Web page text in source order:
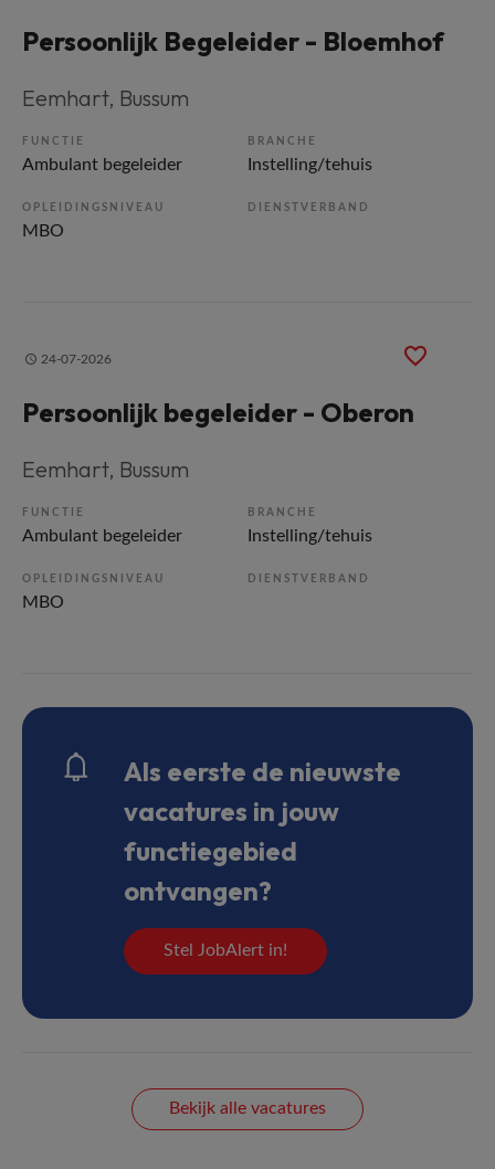
Persoonlijk Begeleider - Bloemhof
Eemhart, Bussum
FUNCTIE
Ambulant begeleider
BRANCHE
Instelling/tehuis
OPLEIDINGSNIVEAU
MBO
DIENSTVERBAND
24-07-2026
Persoonlijk begeleider - Oberon
Eemhart, Bussum
FUNCTIE
Ambulant begeleider
BRANCHE
Instelling/tehuis
OPLEIDINGSNIVEAU
MBO
DIENSTVERBAND
Als eerste de nieuwste
vacatures in jouw
functiegebied
ontvangen?
Stel JobAlert in!
Bekijk alle vacatures